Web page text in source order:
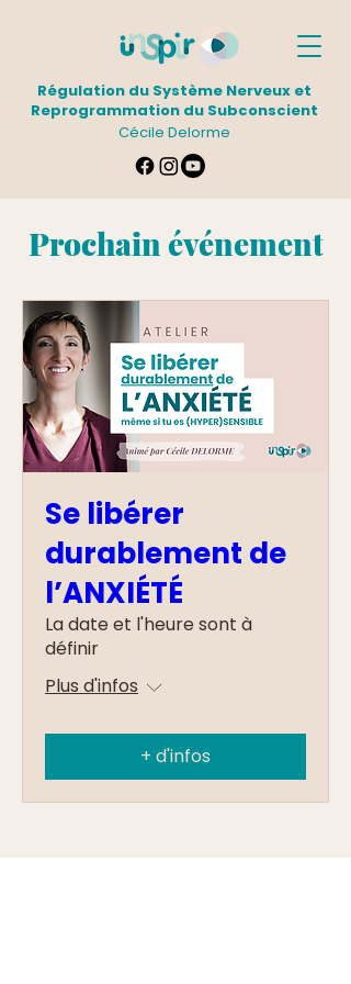
Régulation du Système Nerveux et
Reprogrammation du Subconscient
Cécile Delorme
Prochain événement
Se libérer
durablement de
l’ANXIÉTÉ
La date et l'heure sont à
définir
Plus d'infos
+ d'infos